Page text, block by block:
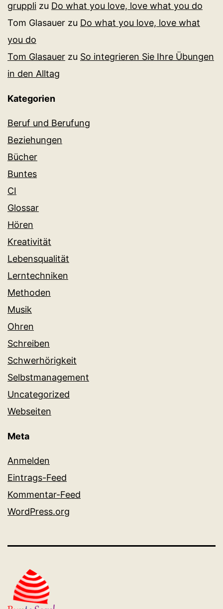
gruppli zu Do what you love, love what you do
Tom Glasauer zu Do what you love, love what
you do
Tom Glasauer zu So integrieren Sie Ihre Übungen
in den Alltag
Kategorien
Beruf und Berufung
Beziehungen
Bücher
Buntes
CI
Glossar
Hören
Kreativität
Lebensqualität
Lerntechniken
Methoden
Musik
Ohren
Schreiben
Schwerhörigkeit
Selbstmanagement
Uncategorized
Webseiten
Meta
Anmelden
Eintrags-Feed
Kommentar-Feed
WordPress.org